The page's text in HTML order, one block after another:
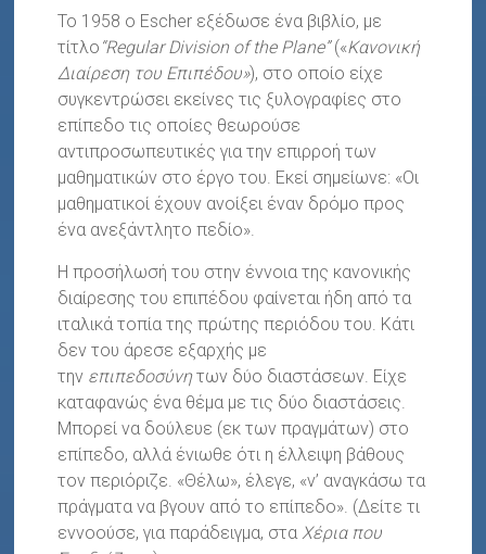
Το 1958 ο Escher εξέδωσε ένα βιβλίο, με
τίτλο “RegularDivision ofthe Plane”(«Κανονική
Διαίρεση του Επιπέδου»), στο οποίο είχε
συγκεντρώσει εκείνες τις ξυλογραφίες στο
επίπεδο τις οποίες θεωρούσε
αντιπροσωπευτικές για την επιρροή των
μαθηματικών στο έργο του. Εκεί σημείωνε: «Οι
μαθηματικοί έχουν ανοίξει έναν δρόμο προς
ένα ανεξάντλητο πεδίο».
Η προσήλωσή του στην έννοια της κανονικής
διαίρεσης του επιπέδου φαίνεται ήδη από τα
ιταλικά τοπία της πρώτης περιόδου του. Κάτι
δεν του άρεσε εξαρχής με
την επιπεδοσύνητων δύο διαστάσεων. Είχε
καταφανώς ένα θέμα με τις δύο διαστάσεις.
Μπορεί να δούλευε (εκ των πραγμάτων) στο
επίπεδο, αλλά ένιωθε ότι η έλλειψη βάθους
τον περιόριζε. «Θέλω», έλεγε, «ν’ αναγκάσω τα
πράγματα να βγουν από το επίπεδο». (Δείτε τι
εννοούσε, για παράδειγμα, σταΧέρια που